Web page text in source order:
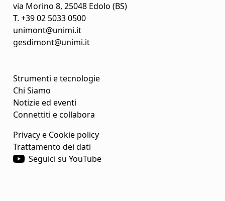
via Morino 8, 25048 Edolo (BS)
T. +39 02 5033 0500
unimont@unimi.it
gesdimont@unimi.it
Strumenti e tecnologie
Chi Siamo
Notizie ed eventi
Connettiti e collabora
Privacy e Cookie policy
Trattamento dei dati
Seguici su YouTube